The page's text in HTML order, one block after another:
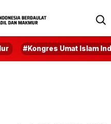
#Kongres Umat Islam